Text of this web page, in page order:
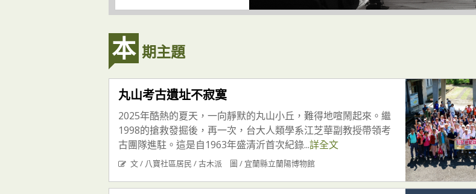
本 期主題
丸山考古遺址不寂寞
2025年酷熱的夏天，一向靜默的丸山小丘，難得地喧鬧起來。繼
1998的搶救發掘後，再一次，台大人類學系江芝華副教授帶領考
古團隊進駐。這是自1963年盛清沂首次紀錄...詳全文
文 / 八寶社區居民 / 古木派 圖 / 宜蘭縣立蘭陽博物館